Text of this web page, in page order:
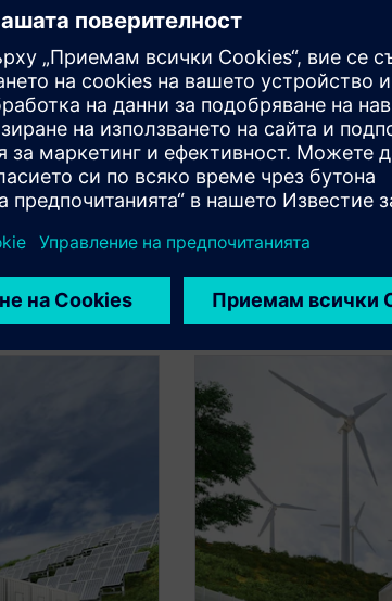
реакция, която причинява
на топлина чрез пожар,
газове.